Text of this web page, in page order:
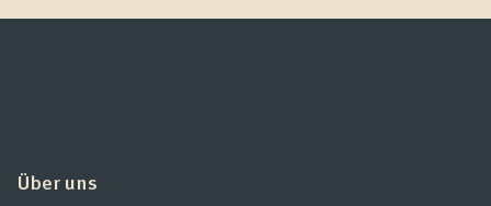
Über uns